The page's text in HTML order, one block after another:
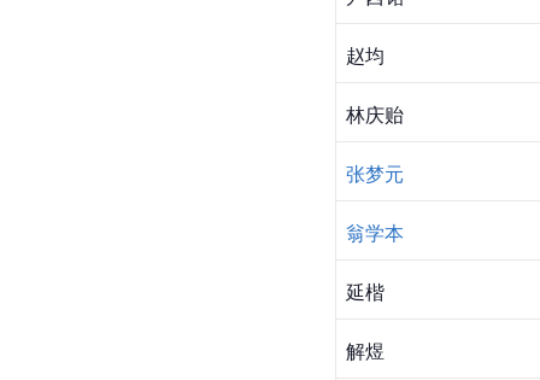
赵均
林庆贻
张梦元
翁学本
延楷
解煜